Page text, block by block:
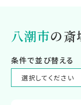
八潮市の斎
条件で並び替える